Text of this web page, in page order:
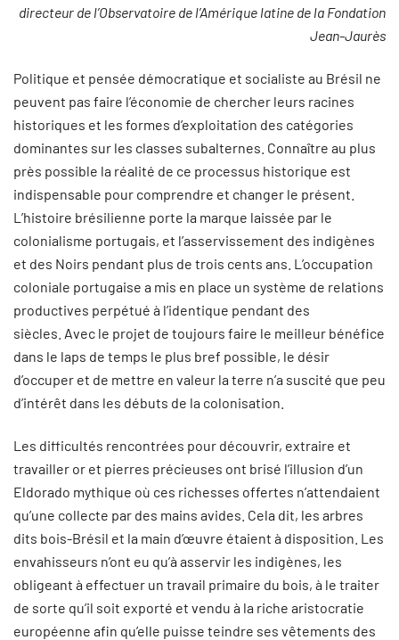
directeur de l’Observatoire de l’Amérique latine de la Fondation
Jean-Jaurès
Politique et pensée démocratique et socialiste au Brésil ne
peuvent pas faire l’économie de chercher leurs racines
historiques et les formes d’exploitation des catégories
dominantes sur les classes subalternes. Connaître au plus
près possible la réalité de ce processus historique est
indispensable pour comprendre et changer le présent.
L’histoire brésilienne porte la marque laissée par le
colonialisme portugais, et l’asservissement des indigènes
et des Noirs pendant plus de trois cents ans. L’occupation
coloniale portugaise a mis en place un système de relations
productives perpétué à l’identique pendant des
siècles. Avec le projet de toujours faire le meilleur bénéfice
dans le laps de temps le plus bref possible, le désir
d’occuper et de mettre en valeur la terre n’a suscité que peu
d’intérêt dans les débuts de la colonisation.
Les difficultés rencontrées pour découvrir, extraire et
travailler or et pierres précieuses ont brisé l’illusion d’un
Eldorado mythique où ces richesses offertes n’attendaient
qu’une collecte par des mains avides. Cela dit, les arbres
dits bois-Brésil et la main d’œuvre étaient à disposition. Les
envahisseurs n’ont eu qu’à asservir les indigènes, les
obligeant à effectuer un travail primaire du bois, à le traiter
de sorte qu’il soit exporté et vendu à la riche aristocratie
européenne afin qu’elle puisse teindre ses vêtements des